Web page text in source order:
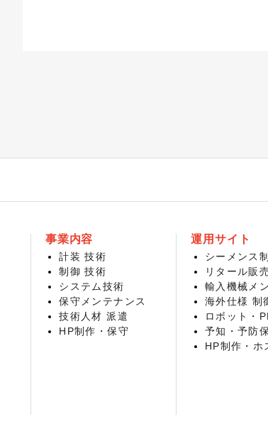
事業内容
計装 技術
制御 技術
システム技術
保守メンテナンス
技術人材 派遣
HP制作・保守
運用サイト
シーメンス
リタール販売
輸入機械メ
海外仕様 制
ロボット・
予知・予防
HP制作・ホ